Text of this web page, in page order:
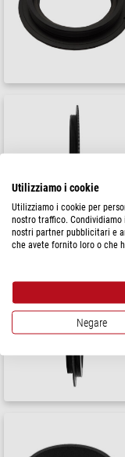
Utilizziamo i cookie
Utilizziamo i cookie per
nostro traffico.
nostri partner pubblicitari e
che avete fornito loro o che
Negare